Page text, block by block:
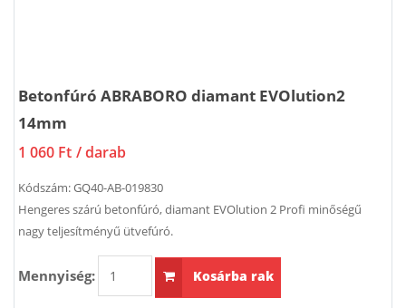
Betonfúró ABRABORO diamant EVOlution2
14mm
1 060 Ft / darab
Kódszám:GQ40-AB-019830
Hengeres szárú betonfúró, diamant EVOlution 2 Profi minőségű
nagy teljesítményű ütvefúró.
Mennyiség: Kosárba rak